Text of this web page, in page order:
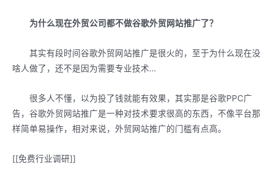
为什么现在外贸公司都不做谷歌外贸网站推广了？
其实有段时间谷歌外贸网站推广是很火的，至于为什么现在没
啥人做了，还不是因为需要专业技术…
很多人不懂，以为投了钱就能有效果，其实那是谷歌PPC广
告，谷歌外贸网站推广是一种对技术要求很高的东西，不像平台那
样简单易操作，相对来说，外贸网站推广的门槛有点高。
[[免费行业调研]]